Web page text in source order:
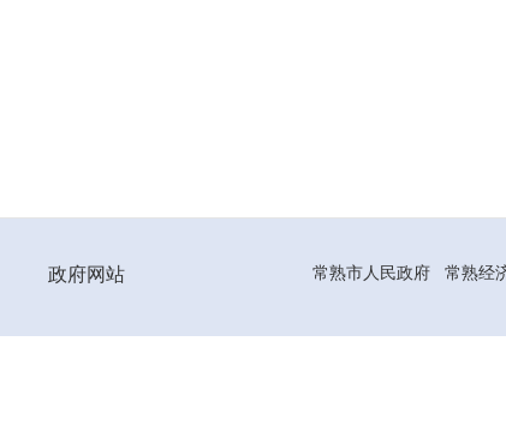
政府网站 常熟市人民政府 常熟经